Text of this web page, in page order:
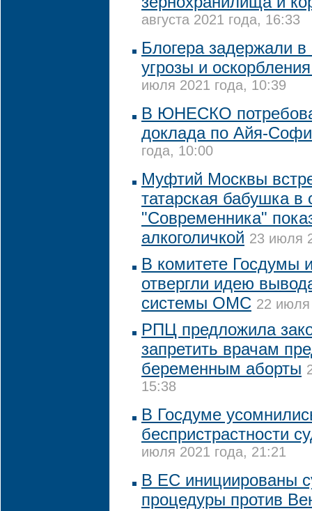
августа 2021 года, 16:33
Блогера задержали в
угрозы и
июля 2021 года, 10:39
В ЮНЕСКО
доклада по Айя-
года, 10:00
Муфтий Москвы
татарская бабушка в
"Современника"
алкоголичкой 23 июля
В комитете Госдумы
отвергли идею
системы ОМС 22 июля
РПЦ предложила
запретить врачам
беременным аборты
15:38
В Госдуме
беспристрастности
июля 2021 года, 21:21
В ЕС инициированы
процедуры против